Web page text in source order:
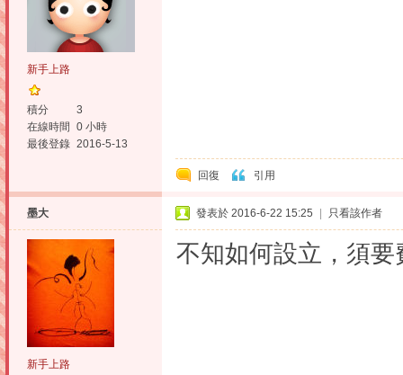
新手上路
積分
3
在線時間
0 小時
最後登錄 2016-5-13
回復 引用
墨大
新手上路
發表於 2016-6-22 15:25 只看該作者
不知如何設立，須要